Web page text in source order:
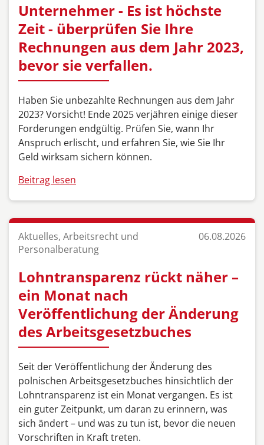
Unternehmer - Es ist höchste
Zeit - überprüfen Sie Ihre
Rechnungen aus dem Jahr 2023,
bevor sie verfallen.
Haben Sie unbezahlte Rechnungen aus dem Jahr
2023? Vorsicht! Ende 2025 verjähren einige dieser
Forderungen endgültig. Prüfen Sie, wann Ihr
Anspruch erlischt, und erfahren Sie, wie Sie Ihr
Geld wirksam sichern können.
Beitrag lesen
Aktuelles, Arbeitsrecht und
Personalberatung
06.08.2026
Lohntransparenz rückt näher –
ein Monat nach
Veröffentlichung der Änderung
des Arbeitsgesetzbuches
Seit der Veröffentlichung der Änderung des
polnischen Arbeitsgesetzbuches hinsichtlich der
Lohntransparenz ist ein Monat vergangen. Es ist
ein guter Zeitpunkt, um daran zu erinnern, was
sich ändert – und was zu tun ist, bevor die neuen
Vorschriften in Kraft treten.